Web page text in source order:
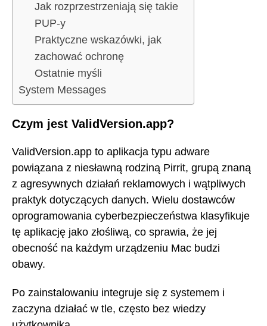
Jak rozprzestrzeniają się takie
PUP-y
Praktyczne wskazówki, jak
zachować ochronę
Ostatnie myśli
System Messages
Czym jest ValidVersion.app?
ValidVersion.app to aplikacja typu adware
powiązana z niesławną rodziną Pirrit, grupą znaną
z agresywnych działań reklamowych i wątpliwych
praktyk dotyczących danych. Wielu dostawców
oprogramowania cyberbezpieczeństwa klasyfikuje
tę aplikację jako złośliwą, co sprawia, że jej
obecność na każdym urządzeniu Mac budzi
obawy.
Po zainstalowaniu integruje się z systemem i
zaczyna działać w tle, często bez wiedzy